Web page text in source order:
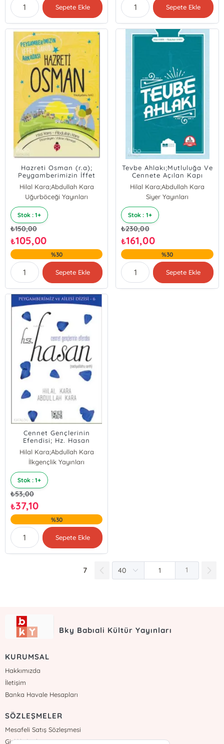
Sepete Ekle Sepete Ekle
Hazreti Osman (r.a);
Peygamberimizin İffet
Sahibi Arkadaşı
Hilal Kara;Abdullah Kara
Uğurböceği Yayınları
Stok : 1+
₺150,00
₺105,00
%30
Sepete Ekle
Tevbe Ahlakı;Mutluluğa Ve
Cennete Açılan Kapı
Hilal Kara;Abdullah Kara
Abdullah Kara;Hilal Kara
Siyer Yayınları
Stok : 1+
₺230,00
₺161,00
%30
Sepete Ekle
Cennet Gençlerinin
Efendisi; Hz. Hasan
Hilal Kara;Abdullah Kara
Abdullah Kara
Hilal Kara
İlkgençlik Yayınları
Stok : 1+
₺53,00
₺37,10
%30
Sepete Ekle
7 1
Bky Babıali Kültür Yayınları
KURUMSAL
Hakkımızda
İletişim
Banka Havale Hesapları
SÖZLEŞMELER
Mesafeli Satış Sözleşmesi
Gizlilik Sözleşmesi